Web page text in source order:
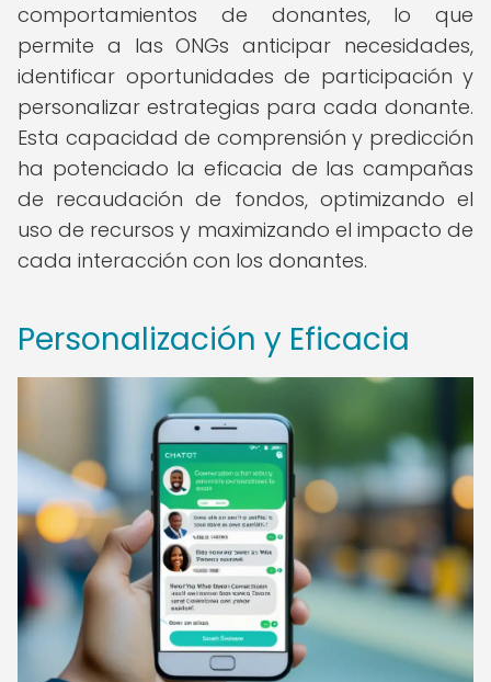
comportamientos de donantes, lo que
permite a las ONGs anticipar necesidades,
identificar oportunidades de participación y
personalizar estrategias para cada donante.
Esta capacidad de comprensión y predicción
ha potenciado la eficacia de las campañas
de recaudación de fondos, optimizando el
uso de recursos y maximizando el impacto de
cada interacción con los donantes.
Personalización y Eficacia